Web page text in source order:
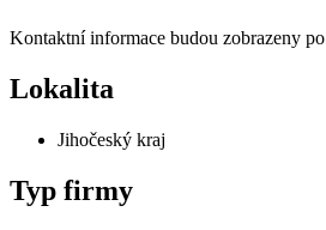
Kontaktní informace budou zobrazeny po
Lokalita
Jihočeský kraj
Typ firmy